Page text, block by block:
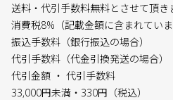
送料・代引手数料無料とさせて頂き
消費税8%（記載金額に含まれていま
振込手数料（銀行振込の場合）
代引手数料（代金引換発送の場合）
代引金額 ・ 代引手数料
33,000円未満・330円（税込）